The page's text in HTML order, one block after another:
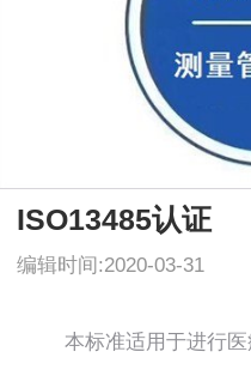
ISO13485认证
编辑时间:2020-03-31
本标准适用于进行医